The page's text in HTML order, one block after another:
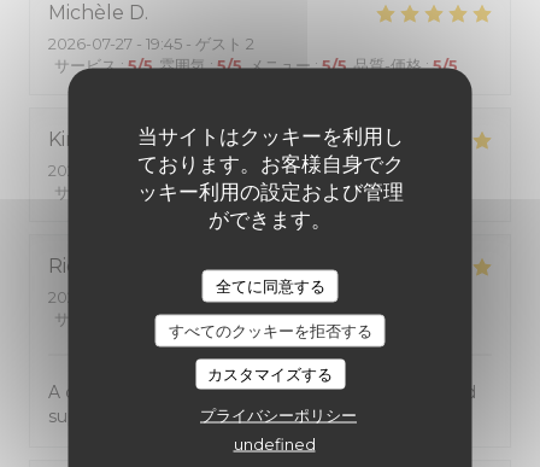
当サイトはクッキーを利用し
ております。お客様自身でク
ッキー利用の設定および管理
ができます。
全てに同意する
すべてのクッキーを拒否する
カスタマイズする
プライバシーポリシー
undefined
Michèle D
2026-07-27 - 19:45 - ゲスト 2
サービス:5/5 雰囲気:5/5 メニュー:5/5 品質-価格:5/5
Kiriko
2026-07-25
- 12:00 - ゲスト 2
サービス
/5 雰囲気: 5/5 メニュー: 5/5 品質-価格
Richard
2026-07-24
- 20:00 - ゲスト 2
サービス
雰囲気:4/5 メニュー:5/5 品質-価格
A cosy small restaurant and dedicated services and
superb food!